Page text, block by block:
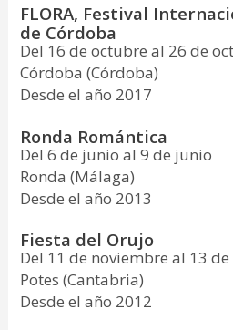
FLORA, Festival
de Córdoba
Del 16 de octubre al 26 de
Córdoba (Córdoba)
Desde el año 2017
Ronda Romántica
Del 6 de junio al 9 de junio
Ronda (Málaga)
Desde el año 2013
Fiesta del Orujo
Del 11 de noviembre al 13
Potes (Cantabria)
Desde el año 2012